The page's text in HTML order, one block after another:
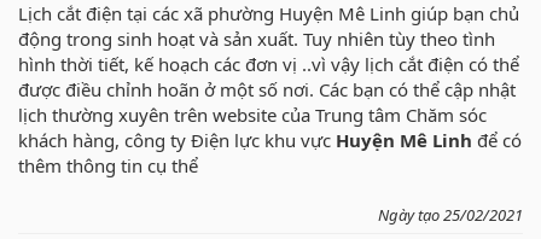
Lịch cắt điện tại các xã phường Huyện Mê Linh giúp bạn chủ
động trong sinh hoạt và sản xuất. Tuy nhiên tùy theo tình
hình thời tiết, kế hoạch các đơn vị ..vì vậy lịch cắt điện có thể
được điều chỉnh hoãn ở một số nơi. Các bạn có thể cập nhật
lịch thường xuyên trên website của Trung tâm Chăm sóc
khách hàng, công ty Điện lực khu vực Huyện Mê Linh để có
thêm thông tin cụ thể
Ngày tạo 25/02/2021